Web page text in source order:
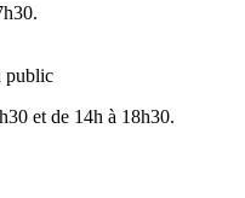
public
et de 14h à 18h30.